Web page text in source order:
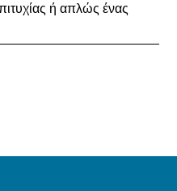
ή απλώς ένας